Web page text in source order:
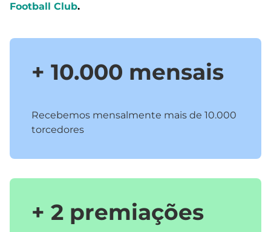
Football Club.
+ 10.000 mensais
Recebemos mensalmente mais de 10.000
torcedores
+ 2 premiações